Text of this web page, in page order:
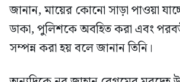
জানান, মায়ের কোনো সাড়া পাওয়া
ডাকা, পুলিশকে অবহিত করা এবং
সম্পন্ন করা হয় বলে জানান তিনি।